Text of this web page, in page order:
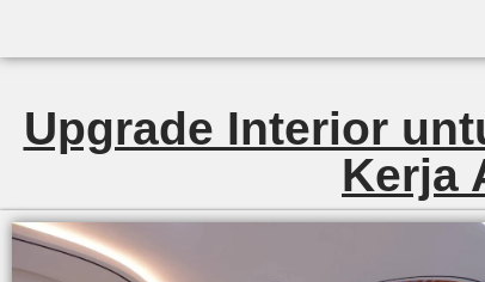
Upgrade Interior
Kerja